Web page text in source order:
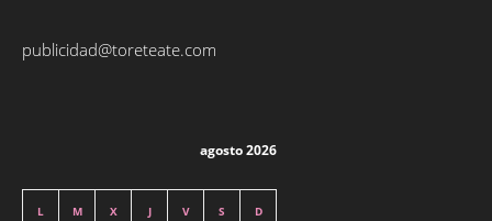
publicidad@toreteate.com
agosto 2026
L M X J V S D